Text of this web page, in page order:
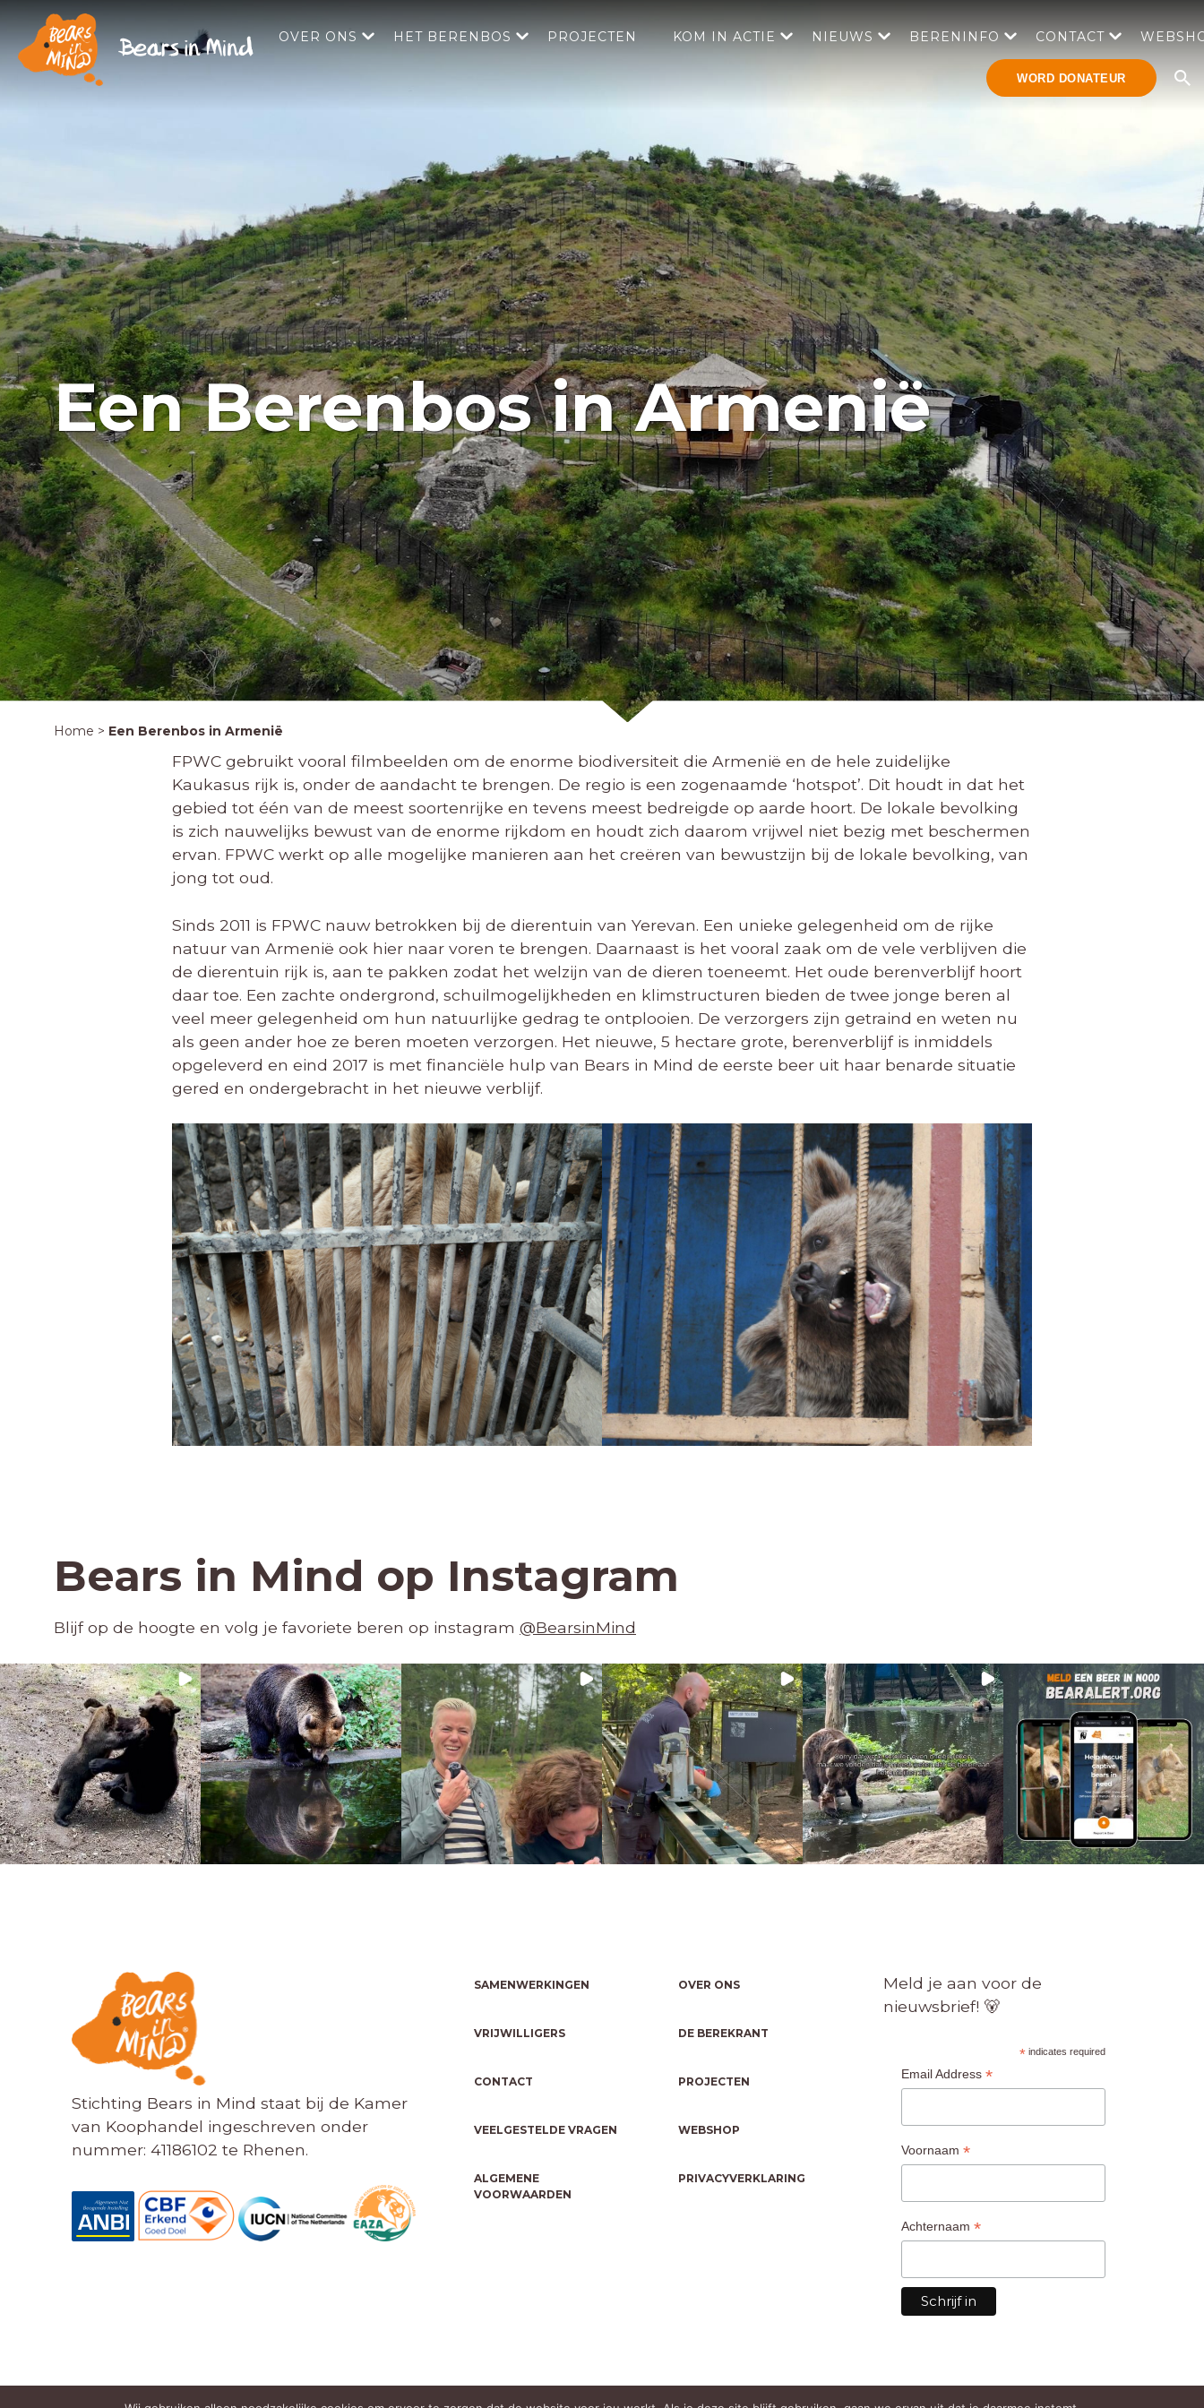
OVER ONS HET BERENBOS PROJECTEN KOM IN ACTIE NIEUWS BERENINFO CONTACT
WORD DONATEUR
Een Berenbos in Armenië
Home > Een Berenbos in Armenië
FPWC gebruikt vooral filmbeelden om de enorme biodiversiteit die Armenië en de hele zuidelijke
Kaukasus rijk is, onder de aandacht te brengen. De regio is een zogenaamde ‘hotspot’. Dit houdt in dat het
gebied tot één van de meest soortenrijke en tevens meest bedreigde op aarde hoort. De lokale bevolking
is zich nauwelijks bewust van de enorme rijkdom en houdt zich daarom vrijwel niet bezig met beschermen
ervan. FPWC werkt op alle mogelijke manieren aan het creëren van bewustzijn bij de lokale bevolking, van
jong tot oud.
Sinds 2011 is FPWC nauw betrokken bij de dierentuin van Yerevan. Een unieke gelegenheid om de rijke
natuur van Armenië ook hier naar voren te brengen. Daarnaast is het vooral zaak om de vele verblijven die
de dierentuin rijk is, aan te pakken zodat het welzijn van de dieren toeneemt. Het oude berenverblijf hoort
daar toe. Een zachte ondergrond, schuilmogelijkheden en klimstructuren bieden de twee jonge beren al
veel meer gelegenheid om hun natuurlijke gedrag te ontplooien. De verzorgers zijn getraind en weten nu
als geen ander hoe ze beren moeten verzorgen. Het nieuwe, 5 hectare grote, berenverblijf is inmiddels
opgeleverd en eind 2017 is met financiële hulp van Bears in Mind de eerste beer uit haar benarde situatie
gered en ondergebracht in het nieuwe verblijf.
Bears in Mind op Instagram
Blijf op de hoogte en volg je favoriete beren op instagram @BearsinMind
Stichting Bears in Mind staat bij de Kamer
van Koophandel ingeschreven onder
nummer: 41186102 te Rhenen.
SAMENWERKINGEN
VRIJWILLIGERS
CONTACT
VEELGESTELDE VRAGEN
ALGEMENE
VOORWAARDEN
OVER ONS
DE BEREKRANT
PROJECTEN
WEBSHOP
PRIVACYVERKLARING
Meld je aan voor de
nieuwsbrief! 🐻
* indicates required
Email Address *
Voornaam *
Achternaam *